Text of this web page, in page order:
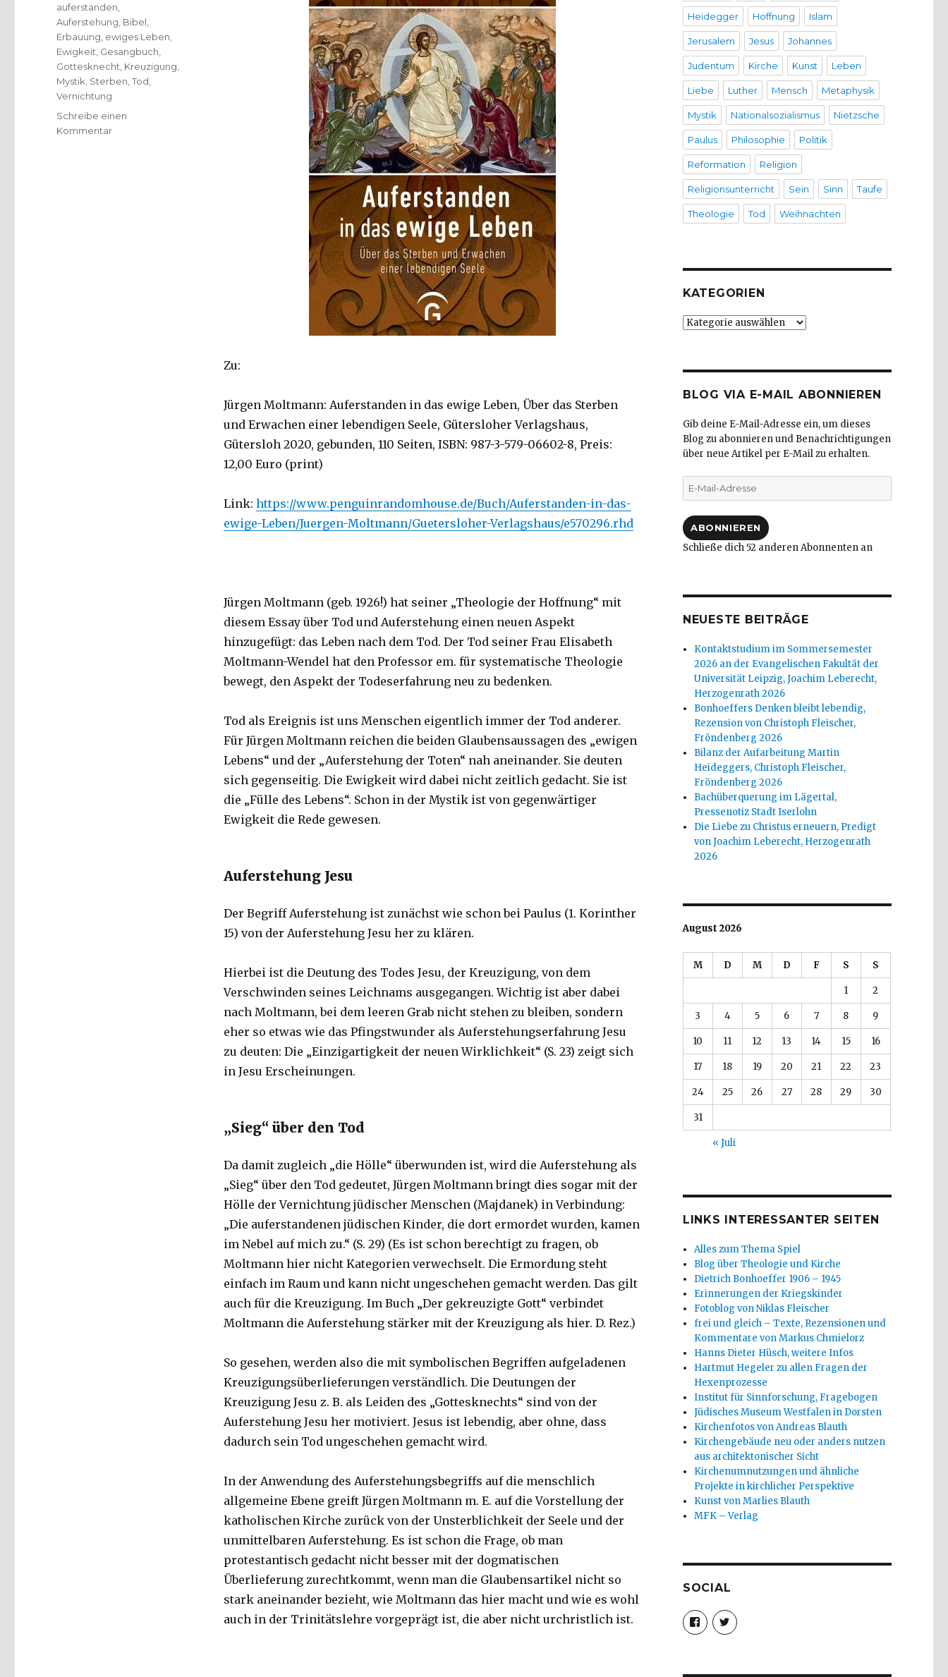
Zu:
Jürgen Moltmann: Auferstanden in das ewige Leben, Über das Sterben
und Erwachen einer lebendigen Seele, Gütersloher Verlagshaus,
Gütersloh 2020, gebunden, 110 Seiten, ISBN: 987-3-579-06602-8, Preis:
12,00 Euro (print)
Link: https://www.penguinrandomhouse.de/Buch/Auferstanden-in-das-
ewige-Leben/Juergen-Moltmann/Guetersloher-Verlagshaus/e570296.rhd
Jürgen Moltmann (geb. 1926!) hat seiner „Theologie der Hoffnung“ mit
diesem Essay über Tod und Auferstehung einen neuen Aspekt
hinzugefügt: das Leben nach dem Tod. Der Tod seiner Frau Elisabeth
Moltmann-Wendel hat den Professor em. für systematische Theologie
bewegt, den Aspekt der Todeserfahrung neu zu bedenken.
Tod als Ereignis ist uns Menschen eigentlich immer der Tod anderer.
Für Jürgen Moltmann reichen die beiden Glaubensaussagen des „ewigen
Lebens“ und der „Auferstehung der Toten“ nah aneinander. Sie deuten
sich gegenseitig. Die Ewigkeit wird dabei nicht zeitlich gedacht. Sie ist
die „Fülle des Lebens“. Schon in der Mystik ist von gegenwärtiger
Ewigkeit die Rede gewesen.
Auferstehung Jesu
Der Begriff Auferstehung ist zunächst wie schon bei Paulus (1. Korinther
15) von der Auferstehung Jesu her zu klären.
Hierbei ist die Deutung des Todes Jesu, der Kreuzigung, von dem
Verschwinden seines Leichnams ausgegangen. Wichtig ist aber dabei
nach Moltmann, bei dem leeren Grab nicht stehen zu bleiben, sondern
eher so etwas wie das Pfingstwunder als Auferstehungserfahrung Jesu
zu deuten: Die „Einzigartigkeit der neuen Wirklichkeit“ (S. 23) zeigt sich
in Jesu Erscheinungen.
„Sieg“ über den Tod
Da damit zugleich „die Hölle“ überwunden ist, wird die Auferstehung als
„Sieg“ über den Tod gedeutet, Jürgen Moltmann bringt dies sogar mit der
Hölle der Vernichtung jüdischer Menschen (Majdanek) in Verbindung:
„Die auferstandenen jüdischen Kinder, die dort ermordet wurden, kamen
im Nebel auf mich zu.“ (S. 29) (Es ist schon berechtigt zu fragen, ob
Moltmann hier nicht Kategorien verwechselt. Die Ermordung steht
einfach im Raum und kann nicht ungeschehen gemacht werden. Das gilt
auch für die Kreuzigung. Im Buch „Der gekreuzigte Gott“ verbindet
Moltmann die Auferstehung stärker mit der Kreuzigung als hier. D. Rez.)
So gesehen, werden also die mit symbolischen Begriffen aufgeladenen
Kreuzigungsüberlieferungen verständlich. Die Deutungen der
Kreuzigung Jesu z. B. als Leiden des „Gottesknechts“ sind von der
Auferstehung Jesu her motiviert. Jesus ist lebendig, aber ohne, dass
dadurch sein Tod ungeschehen gemacht wird.
In der Anwendung des Auferstehungsbegriffs auf die menschlich
allgemeine Ebene greift Jürgen Moltmann m. E. auf die Vorstellung der
katholischen Kirche zurück von der Unsterblichkeit der Seele und der
unmittelbaren Auferstehung. Es ist schon die Frage, ob man
protestantisch gedacht nicht besser mit der dogmatischen
Überlieferung zurechtkommt, wenn man die Glaubensartikel nicht so
stark aneinander bezieht, wie Moltmann das hier macht und wie es wohl
auch in der Trinitätslehre vorgeprägt ist, die aber nicht urchristlich ist.
Schlagwörter
auferstanden
Auferstehung Bibel
Erbauung ewiges Leben
Ewigkeit Gesangbuch
Gottesknecht Kreuzigung
Mystik Sterben ,Tod
Vernichtung
Schreibe einen
Kommentarzu
Heidegger Hoffnung Islam
Jerusalem Jesus Johannes
Judentum Kirche Kunst Leben
Liebe Luther Mensch Metaphysik
Mystik Nationalsozialismus Nietzsche
Paulus Philosophie Politik
Reformation Religion
Religionsunterricht Sein Sinn Taufe
Theologie Tod Weihnachten
KATEGORIEN
Kategorien
BLOG VIA E-MAIL ABONNIEREN
Gib deine E-Mail-Adresse ein, um dieses
Blog zu abonnieren und Benachrichtigungen
über neue Artikel per E-Mail zu erhalten.
E-
Mail-
ABONNIEREN
Schließe dich 52 anderen Abonnenten an
NEUESTE BEITRÄGE
Kontaktstudium im Sommersemester
2026 an der Evangelischen Fakultät der
Universität Leipzig, Joachim Leberecht,
Herzogenrath 2026
Bonhoeffers Denken bleibt lebendig,
Rezension von Christoph Fleischer,
Fröndenberg 2026
Bilanz der Aufarbeitung Martin
Heideggers, Christoph Fleischer,
Fröndenberg 2026
Bachüberquerung im Lägertal,
Pressenotiz Stadt Iserlohn
Die Liebe zu Christus erneuern, Predigt
von Joachim Leberecht, Herzogenrath
2026
August 2026
M D M D F S S
1 2
3 4 5 6 7 8 9
10 11 12 13 14 15 16
17 18 19 20 21 22 23
24 25 26 27 28 29 30
31
« Juli
LINKS INTERESSANTER SEITEN
Alles zum Thema Spiel
Blog über Theologie und Kirche
Dietrich Bonhoeffer 1906 – 1945
Erinnerungen der Kriegskinder
Fotoblog von Niklas Fleischer
frei und gleich – Texte, Rezensionen und
Kommentare von Markus Chmielorz
Hanns Dieter Hüsch, weitere Infos
Hartmut Hegeler zu allen Fragen der
Hexenprozesse
Institut für Sinnforschung, Fragebogen
Jüdisches Museum Westfalen in Dorsten
Kirchenfotos von Andreas Blauth
Kirchengebäude neu oder anders nutzen
aus architektonischer Sicht
Kirchenumnutzungen und ähnliche
Projekte in kirchlicher Perspektive
Kunst von Marlies Blauth
MFK – Verlag
SOCIAL
Profil
von
christoph.fleischer1
anzeigen
Profil
von
anzeigen